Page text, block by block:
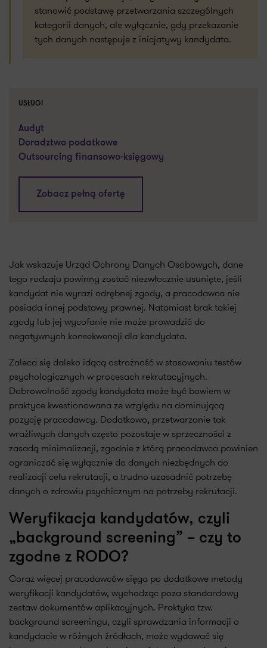
stanowić podstawę przetwarzania szczególnych
kategorii danych, ale wyłącznie, gdy przekazanie
tych danych następuje z inicjatywy kandydata.
USŁUGI
Audyt
Doradztwo podatkowe
Outsourcing finansowo-księgowy
Zobacz pełną ofertę
Jak wskazuje Urząd Ochrony Danych Osobowych, dane
tego rodzaju powinny zostać niezwłocznie usunięte, jeśli
kandydat nie wyrazi odrębnej zgody, a pracodawca nie
posiada innej podstawy prawnej. Natomiast brak takiej
zgody lub jej wycofanie nie może prowadzić do
negatywnych konsekwencji dla kandydata.
Zaleca się daleko idącą ostrożność w stosowaniu testów
psychologicznych w procesach rekrutacyjnych.
Dobrowolność zgody kandydata może być bowiem w
praktyce kwestionowana ze względu na dominującą
pozycję pracodawcy. Dodatkowo, przetwarzanie tak
wrażliwych danych często pozostaje w sprzeczności z
zasadą minimalizacji, zgodnie z którą pracodawca powinien
ograniczać się wyłącznie do danych niezbędnych do
realizacji celu rekrutacji, a trudno uzasadnić potrzebę
danych o zdrowiu psychicznym na potrzeby rekrutacji.
Weryfikacja kandydatów, czyli
„background screening” – czy to
zgodne z RODO?
Coraz więcej pracodawców sięga po dodatkowe metody
weryfikacji kandydatów, wychodząc poza standardowy
zestaw dokumentów aplikacyjnych. Praktyka tzw.
background screeningu, czyli sprawdzania informacji o
kandydacie w różnych źródłach, może wydawać się